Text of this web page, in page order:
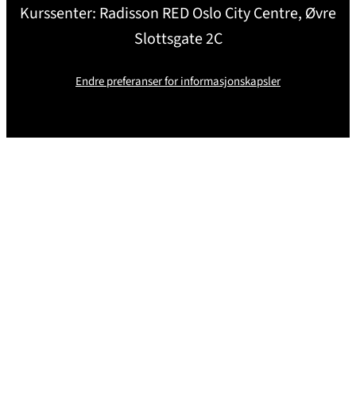
Kurssenter: Radisson RED Oslo City Centre, Øvre
Slottsgate 2C
Endre preferanser for informasjonskapsler